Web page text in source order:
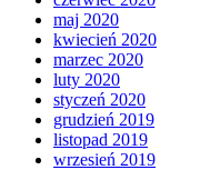
maj 2020
kwiecień 2020
marzec 2020
luty 2020
styczeń 2020
grudzień 2019
listopad 2019
wrzesień 2019